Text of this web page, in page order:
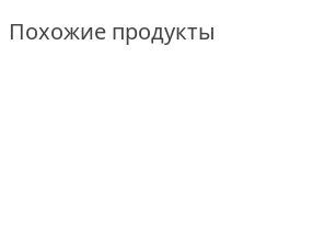
Похожие продукты